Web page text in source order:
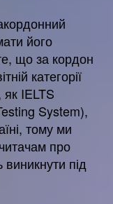
його
що за кордон
категорії
як IELTS
System),
тому ми
про
під